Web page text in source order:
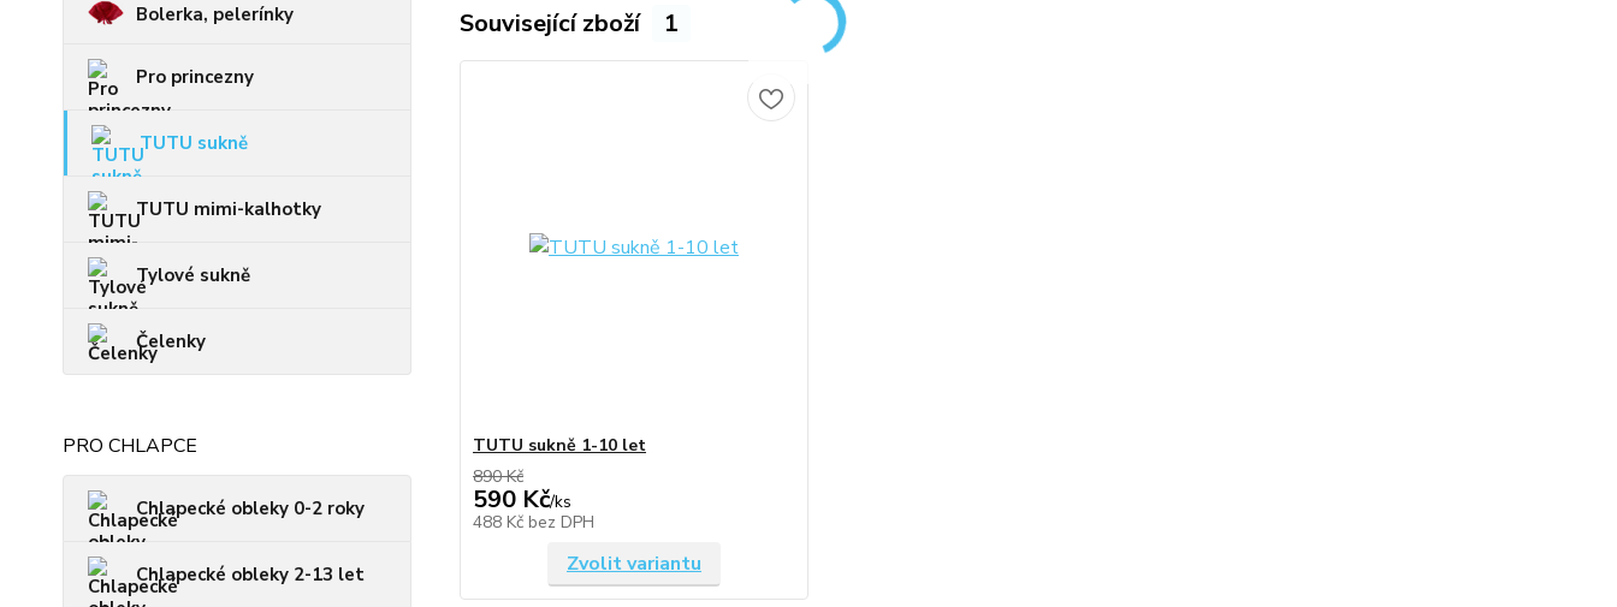
Bolerka, pelerínky
Pro princezny
TUTU sukně
TUTU mimi-kalhotky
Tylové sukně
Čelenky
PRO CHLAPCE
Chlapecké obleky 0-2 roky
Chlapecké obleky 2-13 let
Související zboží 1
TUTU sukně 1-10 let
890 Kč
590 Kč/ks
488 Kč bez DPH
Zvolit variantu